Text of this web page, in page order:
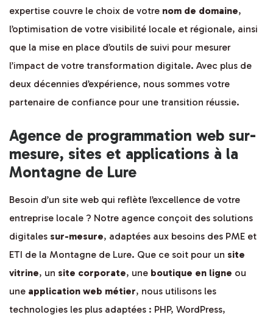
expertise couvre le choix de votre nom de domaine,
l’optimisation de votre visibilité locale et régionale, ainsi
que la mise en place d’outils de suivi pour mesurer
l’impact de votre transformation digitale. Avec plus de
deux décennies d’expérience, nous sommes votre
partenaire de confiance pour une transition réussie.
Agence de programmation web sur-
mesure, sites et applications à la
Montagne de Lure
Besoin d’un site web qui reflète l’excellence de votre
entreprise locale ? Notre agence conçoit des solutions
digitales sur-mesure, adaptées aux besoins des PME et
ETI de la Montagne de Lure. Que ce soit pour un site
vitrine, un site corporate, une boutique en ligne ou
une application web métier, nous utilisons les
technologies les plus adaptées : PHP, WordPress,